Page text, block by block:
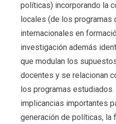
políticas) incorporando la
locales (de los programas
internacionales en
investigación además
que modulan los
docentes y se relacionan
los programas
implicancias importantes
generación de políticas, la